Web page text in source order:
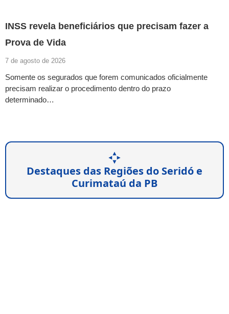
INSS revela beneficiários que precisam fazer a
Prova de Vida
7 de agosto de 2026
Somente os segurados que forem comunicados oficialmente
precisam realizar o procedimento dentro do prazo
determinado…
Destaques das Regiões do Seridó e
Curimataú da PB